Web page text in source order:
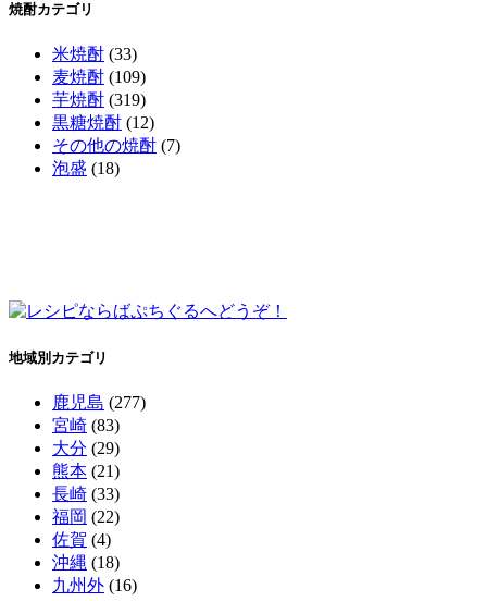
焼酎カテゴリ
米焼酎 (33)
麦焼酎 (109)
芋焼酎 (319)
黒糖焼酎 (12)
その他の焼酎 (7)
泡盛 (18)
地域別カテゴリ
鹿児島 (277)
宮崎 (83)
大分 (29)
熊本 (21)
長崎 (33)
福岡 (22)
佐賀 (4)
沖縄 (18)
九州外 (16)